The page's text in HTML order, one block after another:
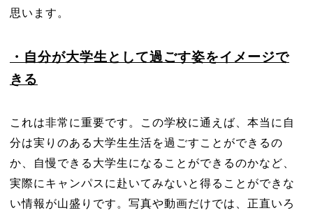
思います。
・自分が大学生として過ごす姿をイメージで
きる
これは非常に重要です。この学校に通えば、本当に自
分は実りのある大学生生活を過ごすことができるの
か、自慢できる大学生になることができるのかなど、
実際にキャンパスに赴いてみないと得ることができな
い情報が山盛りです。写真や動画だけでは、正直いろ